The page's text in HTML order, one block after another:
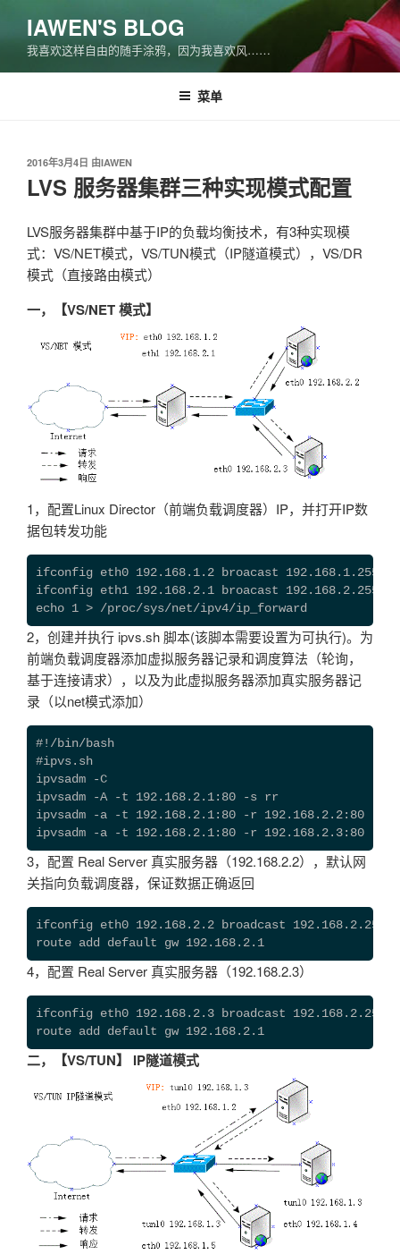
容
IAWEN'S BLOG
我喜欢这样自由的随手涂鸦，因为我喜欢风……
菜单
发
布
于
2016年3月4日 由IAWEN
LVS 服务器集群三种实现模式配置
LVS服务器集群中基于IP的负载均衡技术，有3种实现模
式：VS/NET模式，VS/TUN模式（IP隧道模式），VS/DR
模式（直接路由模式）
一，【VS/NET 模式】
1，配置Linux Director（前端负载调度器）IP，并打开IP数
据包转发功能
ifconfig eth0 192.168.1.2 broacast 192.168.1.255
ifconfig eth1 192.168.2.1 broacast 192.168.2.255
echo 1 > /proc/sys/net/ipv4/ip_forward
2，创建并执行 ipvs.sh 脚本(该脚本需要设置为可执行)。为
前端负载调度器添加虚拟服务器记录和调度算法（轮询，
基于连接请求），以及为此虚拟服务器添加真实服务器记
录（以net模式添加）
#!/bin/bash
#ipvs.sh
ipvsadm -C
ipvsadm -A -t 192.168.2.1:80 -s rr
ipvsadm -a -t 192.168.2.1:80 -r 192.168.2.2:80 -m
ipvsadm -a -t 192.168.2.1:80 -r 192.168.2.3:80 -m
3，配置 Real Server 真实服务器（192.168.2.2），默认网
关指向负载调度器，保证数据正确返回
ifconfig eth0 192.168.2.2 broadcast 192.168.2.255
route add default gw 192.168.2.1
4，配置 Real Server 真实服务器（192.168.2.3）
ifconfig eth0 192.168.2.3 broadcast 192.168.2.255
route add default gw 192.168.2.1
二，【VS/TUN】 IP隧道模式